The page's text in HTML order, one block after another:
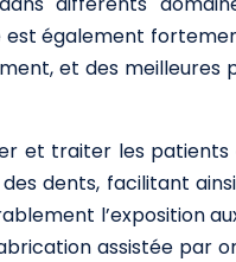
est également
et des meilleures
et traiter les patients
dents, facilitant
l’exposition
assistée par